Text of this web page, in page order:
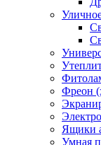
Фреон
Ящики
Умная